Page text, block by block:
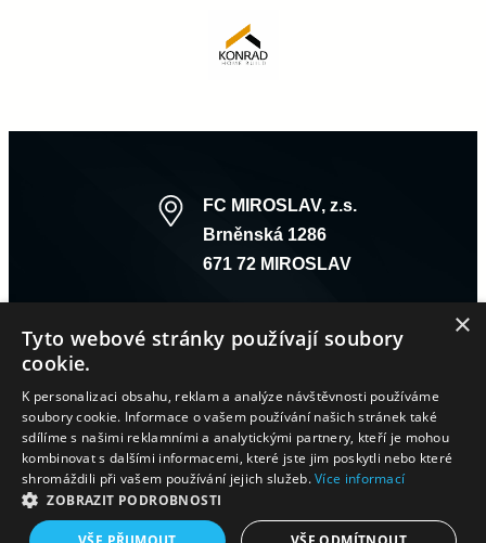
FC MIROSLAV, z.s.
Brněnská 1286
671 72 MIROSLAV
A – TÝM B – TÝM DOROST STARŠÍ ŽÁCI
MLADŠÍ ŽÁCI
STARŠÍ PŘÍPRAVKA
×
Tyto webové stránky používají soubory
cookie.
K personalizaci obsahu, reklam a analýze návštěvnosti používáme
soubory cookie. Informace o vašem používání našich stránek také
sdílíme s našimi reklamními a analytickými partnery, kteří je mohou
kombinovat s dalšími informacemi, které jste jim poskytli nebo které
shromáždili při vašem používání jejich služeb.Více informací
ZOBRAZIT PODROBNOSTI